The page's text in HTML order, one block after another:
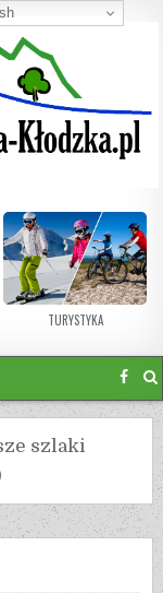
TURYSTYKA
szlaki